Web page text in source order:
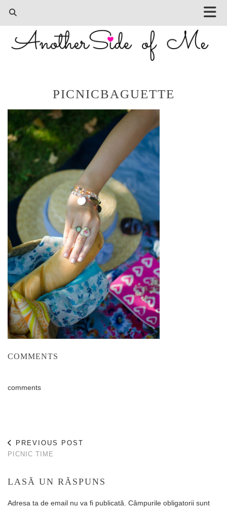
PICNICBAGUETTE
COMMENTS
comments
PREVIOUS POST
PICNIC TIME
LASĂ UN RĂSPUNS
Adresa ta de email nu va fi publicată. Câmpurile obligatorii sunt